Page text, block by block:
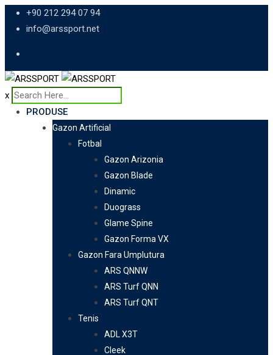
Skip
+90 212 294 07 94
info@arssport.net
x
PRODUSE
Gazon Artificial
Fotbal
Gazon Arizonia
Gazon Blade
Dinamic
Duograss
Glame Spine
Gazon Forma VX
Gazon Fara Umplutura
ARS QNNW
ARS Turf QNN
ARS Turf QNT
Tenis
ADL X3T
Cleek